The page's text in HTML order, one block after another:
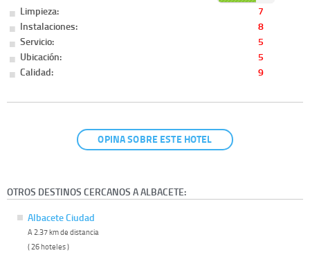
Limpieza:
7
Instalaciones:
8
Servicio:
5
Ubicación:
5
Calidad:
9
OPINA SOBRE ESTE HOTEL
OTROS DESTINOS CERCANOS A ALBACETE:
Albacete Ciudad
A 2.37 km de distancia
( 26 hoteles )